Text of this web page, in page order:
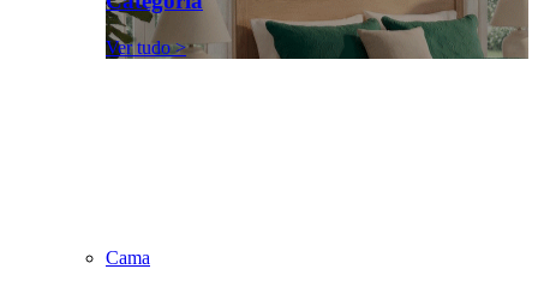
Ver tudo >
Cama